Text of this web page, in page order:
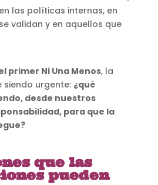
las políticas internas, en
validan y en aquellos que
primer Ni Una Menos, la
siendo urgente: ¿qué
desde nuestros
para que la
que las
pueden